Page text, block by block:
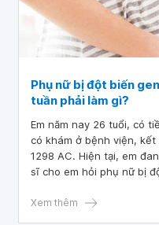
Phụ nữ bị đột biến
tuần phải làm gì?
Em năm nay 26 tuổi, có
có khám ở bệnh viện, kết
1298 AC. Hiện tại, em
sĩ cho em hỏi phụ nữ bị
Xem thêm